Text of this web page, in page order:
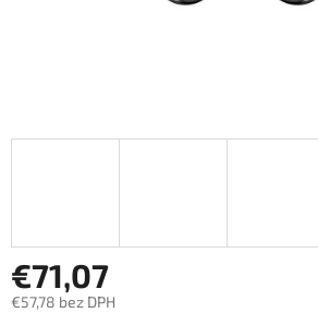
€71,07
€57,78 bez DPH